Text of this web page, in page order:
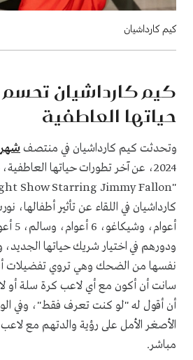
كيم كارداشيان
كيم كارداشيان
حياتها العاطفية
وتحدثت كيم كارداشيان في منتصف
2024، عن آخر تطورات حياتها
ودورهم في اختيار شريك حياتها الجديد،
نفسها من الضحك وهي تروي تفضيلات
سانت أن أكون مع أي لاعب كرة سلة أو
أن أقول له "لو كنت تعرف فقط"، وفي
الأصغر الأمل على رؤية والدتهم مع
مباشر.